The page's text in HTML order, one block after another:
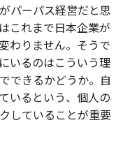
パーパス経営だと思
これまで日本企業が
わりません。そうで
いるのはこういう理
できるかどうか。自
いるという、個人の
していることが重要